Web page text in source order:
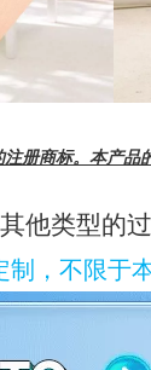
册商标。本产品
他类型的
，不限于